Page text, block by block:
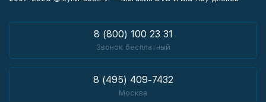
8 (800) 100 23 31
Звонок бесплатный
8 (495) 409-7432
Москва